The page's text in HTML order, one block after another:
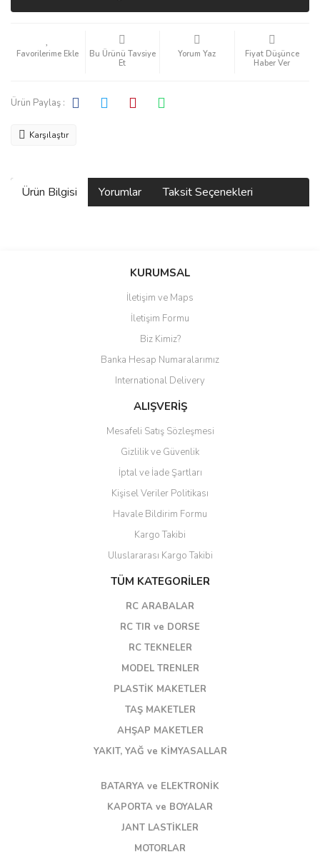
Bu Ürünü Tavsiye
Et
Yorum Yaz
Fiyat Düşünce
Haber Ver
Ürün Paylaş :
Karşılaştır
Ürün Bilgisi Yorumlar Taksit Seçenekleri
Bu ürüne ilk yorumu siz yapın!
Yorum Yaz
KURUMSAL
İletişim ve Maps
İletişim Formu
Biz Kimiz?
Banka Hesap Numaralarımız
International Delivery
ALIŞVERİŞ
Mesafeli Satış Sözleşmesi
Gizlilik ve Güvenlik
İptal ve İade Şartları
Kişisel Veriler Politikası
Havale Bildirim Formu
Kargo Takibi
Uluslararası Kargo Takibi
TÜM KATEGORİLER
RC ARABALAR
RC TIR ve DORSE
RC TEKNELER
MODEL TRENLER
PLASTİK MAKETLER
TAŞ MAKETLER
AHŞAP MAKETLER
YAKIT, YAĞ ve KİMYASALLAR
BATARYA ve ELEKTRONİK
KAPORTA ve BOYALAR
JANT LASTİKLER
MOTORLAR